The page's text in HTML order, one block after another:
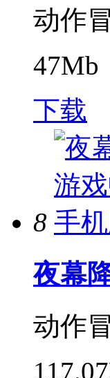
动作
47Mb
下载
8
夜幕
动作